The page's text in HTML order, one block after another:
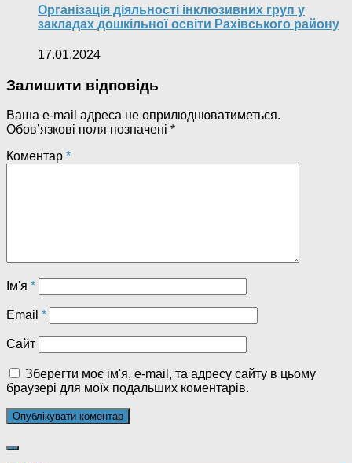
Організація діяльності інклюзивних груп у
закладах дошкільної освіти Рахівського району
17.01.2024
Залишити відповідь
Ваша e-mail адреса не оприлюднюватиметься.
Обов’язкові поля позначені *
Коментар *
Ім'я *
Email *
Сайт
Зберегти моє ім'я, e-mail, та адресу сайту в цьому
браузері для моїх подальших коментарів.